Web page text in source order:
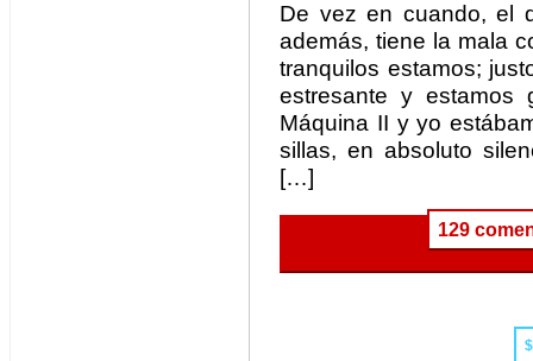
De vez en cuando, el
además, tiene la mala
tranquilos estamos;
estresante y
Máquina II y yo
sillas, en absoluto
[…]
129